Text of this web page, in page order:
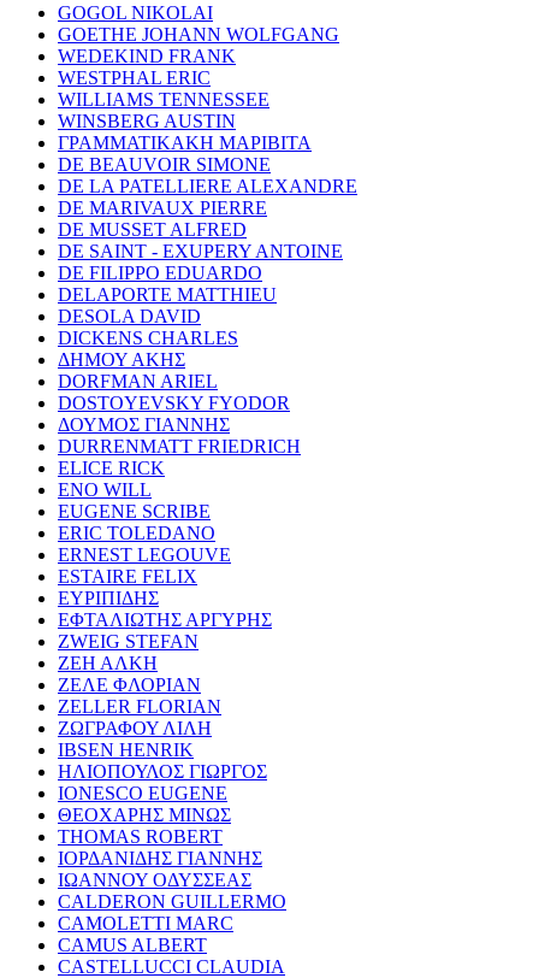
GOGOL NIKOLAI
GOETHE JOHANN WOLFGANG
WEDEKIND FRANK
WESTPHAL ERIC
WILLIAMS TENNESSEE
WINSBERG AUSTIN
ΓΡΑΜΜΑΤΙΚΑΚΗ ΜΑΡΙΒΙΤΑ
DE BEAUVOIR SIMONE
DE LA PATELLIERE ALEXANDRE
DE MARIVAUX PIERRE
DE MUSSET ALFRED
DE SAINT - EXUPERY ANTOINE
DE FILIPPO EDUARDO
DELAPORTE MATTHIEU
DESOLA DAVID
DICKENS CHARLES
ΔΗΜΟΥ ΑΚΗΣ
DORFMAN ARIEL
DOSTOYEVSKY FYODOR
ΔΟΥΜΟΣ ΓΙΑΝΝΗΣ
DURRENMATT FRIEDRICH
ELICE RICK
ENO WILL
EUGENE SCRIBE
ERIC TOLEDANO
ERNEST LEGOUVE
ESTAIRE FELIX
ΕΥΡΙΠΙΔΗΣ
ΕΦΤΑΛΙΩΤΗΣ ΑΡΓΥΡΗΣ
ZWEIG STEFAN
ΖΕΗ ΑΛΚΗ
ΖΕΛΕ ΦΛΟΡΙΑΝ
ZELLER FLORIAN
ΖΩΓΡΑΦΟΥ ΛΙΛΗ
IBSEN HENRIK
ΗΛΙΟΠΟΥΛΟΣ ΓΙΩΡΓΟΣ
IONESCO EUGENE
ΘΕΟΧΑΡΗΣ ΜΙΝΩΣ
THOMAS ROBERT
ΙΟΡΔΑΝΙΔΗΣ ΓΙΑΝΝΗΣ
ΙΩΑΝΝΟΥ ΟΔΥΣΣΕΑΣ
CALDERON GUILLERMO
CAMOLETTI MARC
CAMUS ALBERT
CASTELLUCCI CLAUDIA